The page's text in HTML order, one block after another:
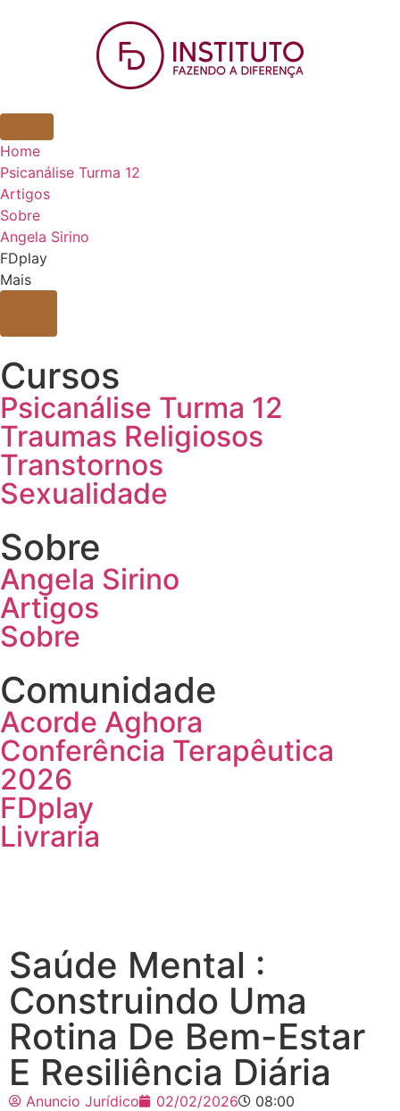
Home
Psicanálise Turma 12
Artigos
Sobre
Angela Sirino
FDplay
Mais
Cursos
Psicanálise Turma 12
Traumas Religiosos
Transtornos
Sexualidade
Sobre
Angela Sirino
Artigos
Sobre
Comunidade
Acorde Aghora
Conferência Terapêutica
2026
FDplay
Livraria
Saúde Mental :
Construindo Uma
Rotina De Bem-Estar
E Resiliência Diária
Anuncio Jurídico 02/02/2026
08:00